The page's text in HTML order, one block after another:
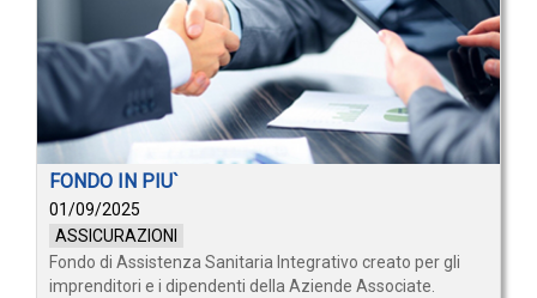
FONDO IN PIU`
01/09/2025
ASSICURAZIONI
Fondo di Assistenza Sanitaria Integrativo creato per gli
imprenditori e i dipendenti della Aziende Associate.